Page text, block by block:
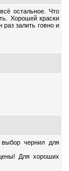
остальное. Что
Хорошей краски
залить говно и
чернил для
Для хороших